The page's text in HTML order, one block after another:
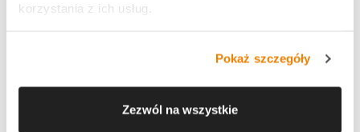
korzystania z ich usług.
Pokaż szczegóły
Zezwól na wszystkie